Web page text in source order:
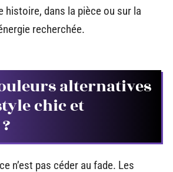
histoire, dans la pièce ou sur la
recherchée.
alternatives
chic et
n’est pas céder au fade. Les